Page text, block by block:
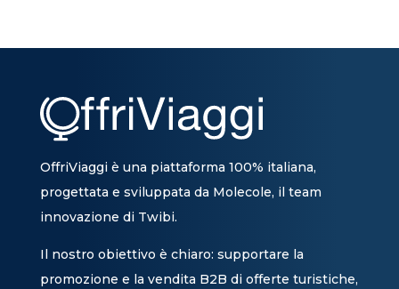
OffriViaggi è una piattaforma 100% italiana,
progettata e sviluppata da Molecole, il team
innovazione di Twibi.
Il nostro obiettivo è chiaro: supportare la
promozione e la vendita B2B di offerte turistiche,